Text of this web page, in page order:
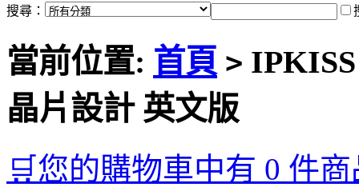
搜尋：
當前位置: 首頁 > IPKISS
晶片設計 英文版
🛒您的購物車中有 0 件